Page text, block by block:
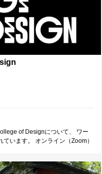
もちろん、受験勉強に熱中
から得られることもたくさんあ
ールではなく、その先に続く人
この記事は、「大学受験の先に
るきっかけになると思います。
が終わるわけではない。 新倉さ
どう向き合うかについて、 大切
of Designについて、 ワー
います。 オンライン（Zoom）
なると思います。 受験を検討さ